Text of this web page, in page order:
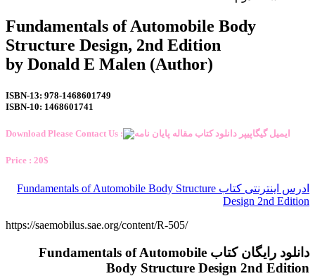
Fundamentals of Automobile Body
Structure Design, 2nd Edition
by Donald E Malen (Author)
ISBN-13: 978-1468601749
ISBN-10: 1468601741
Download Please Contact Us :
Price : 20$
ادرس اینترنتی کتاب Fundamentals of Automobile Body Structure
Design 2nd Edition
https://saemobilus.sae.org/content/R-505/
دانلود رایگان کتاب Fundamentals of Automobile
Body Structure Design 2nd Edition